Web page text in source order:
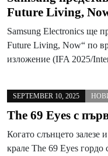
Future Living,
Samsung Electronics ще
Future Living, Now“ по
изложение (IFA 2025/
SEPTEMBER 10, 2025
The 69 Eyes с
Когато слънцето залезе
крале The 69 Eyes гордо